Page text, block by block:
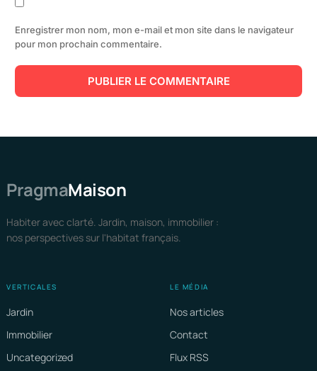
Enregistrer mon nom, mon e-mail et mon site dans le navigateur
pour mon prochain commentaire.
PragmaMaison
Habiter avec clarté. Jardin, maison, immobilier :
nos perspectives sur l'habitat français.
VERTICALES
Jardin
Immobilier
Uncategorized
LE MÉDIA
Nos articles
Contact
Flux RSS